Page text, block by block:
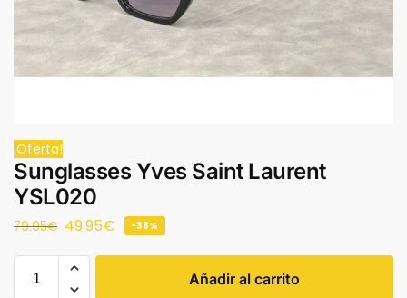
¡Oferta!
Sunglasses Yves Saint Laurent
YSL020
79.95€ 49.95€ -38%
Añadir al carrito